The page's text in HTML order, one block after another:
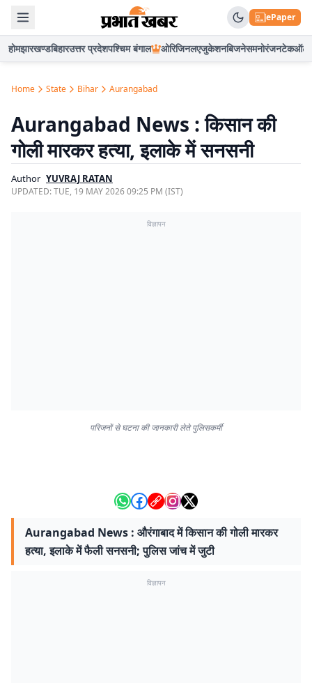
ePaper
होमझारखण्डबिहारउत्तर प्रदेशपश्चिम बंगाल ओरिजिनलएजुकेशनबिजनेसमनोरंजनटेकऑटो
Home State Bihar Aurangabad
Aurangabad News : किसान की
गोली मारकर हत्या, इलाके में सनसनी
Author YUVRAJ RATAN
UPDATED:TUE, 19 MAY 2026 09:25 PM (IST)
विज्ञापन
परिजनों से घटना की जानकारी लेते पुलिसकर्मी
Aurangabad News : औरंगाबाद में किसान की गोली मारकर
हत्या, इलाके में फैली सनसनी; पुलिस जांच में जुटी
विज्ञापन